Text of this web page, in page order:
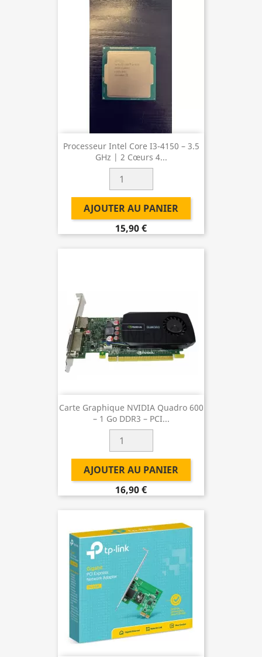
Processeur Intel Core I3-4150 – 3.5
GHz | 2 Cœurs 4...
AJOUTER AU PANIER
15,90 €
Carte Graphique NVIDIA Quadro 600
– 1 Go DDR3 – PCI...
AJOUTER AU PANIER
16,90 €